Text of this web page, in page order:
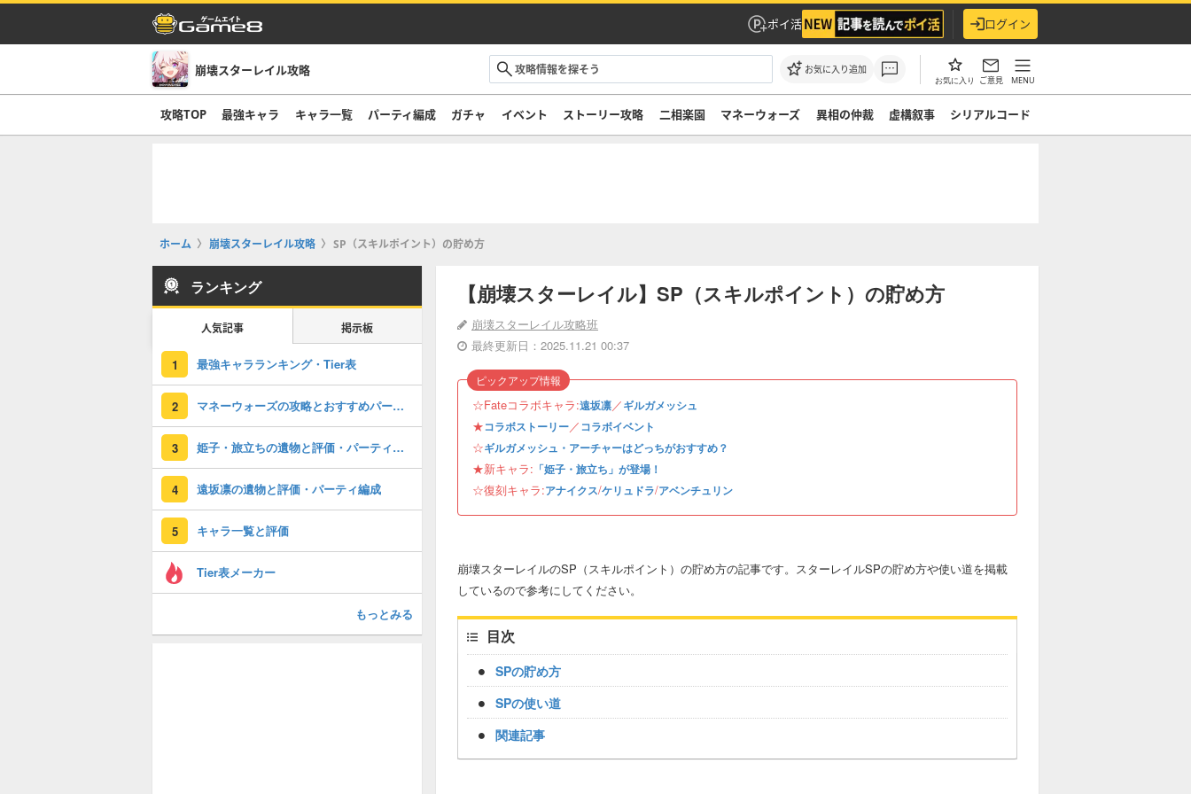
ポイ活 ログイン
崩壊スターレイル攻略 お気に入り追加
お気に入り ご意見 MENU
攻略TOP 最強キャラ キャラ一覧 パーティ編成 ガチャ イベント ストーリー攻略 二相楽園 マネーウォーズ 異相の仲裁 虚構叙事 シリアルコード
ホーム 崩壊スターレイル攻略 SP（スキルポイント）の貯め方
【崩壊スターレイル】SP（スキルポイント）の貯め方
崩壊スターレイル攻略班
最終更新日：2025.11.21 00:37
☆Fateコラボキャラ:遠坂凛／ギルガメッシュ
★コラボストーリー／コラボイベント
☆ギルガメッシュ・アーチャーはどっちがおすすめ？
★新キャラ: 「姫子・旅立ち」が登場！
☆復刻キャラ:アナイクス/ケリュドラ/アベンチュリン
ピックアップ情報
崩壊スターレイルのSP（スキルポイント）の貯め方の記事です。スターレイルSPの貯め方や使い道を掲載
しているので参考にしてください。
目次
SPの貯め方
SPの使い道
関連記事
ランキング
人気記事 掲示板
1 最強キャラランキング・Tier表
2 マネーウォーズの攻略とおすすめパーティ編成
3 姫子・旅立ちの遺物と評価・パーティ編成
4 遠坂凛の遺物と評価・パーティ編成
5 キャラ一覧と評価
Tier表メーカー
もっとみる